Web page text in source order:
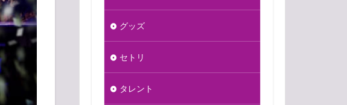
グッズ
セトリ
タレント